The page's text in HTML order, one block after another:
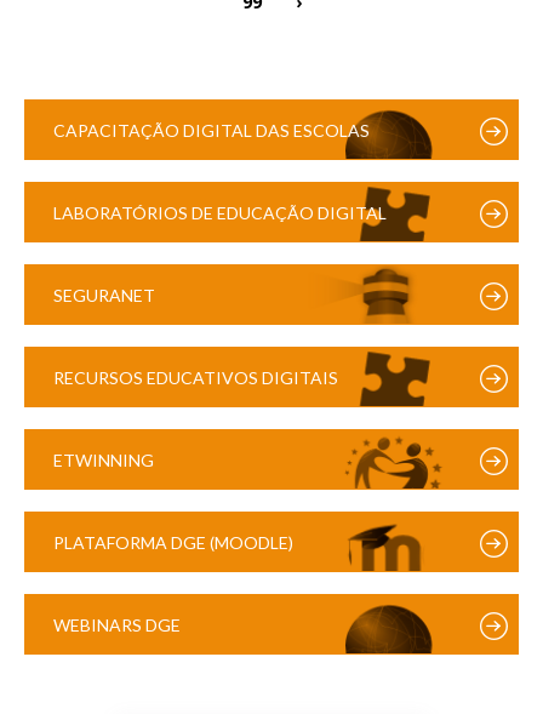
CAPACITAÇÃO DIGITAL DAS ESCOLAS
LABORATÓRIOS DE EDUCAÇÃO DIGITAL
SEGURANET
RECURSOS EDUCATIVOS DIGITAIS
ETWINNING
PLATAFORMA DGE (MOODLE)
WEBINARS DGE